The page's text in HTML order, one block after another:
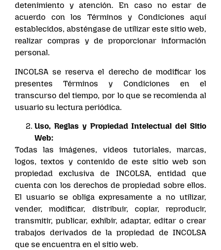
detenimiento y atención. En caso no estar de
acuerdo con los Términos y Condiciones aquí
establecidos, absténgase de utilizar este sitio web,
realizar compras y de proporcionar información
personal.
INCOLSA se reserva el derecho de modificar los
presentes Términos y Condiciones en el
transcurso del tiempo, por lo que se recomienda al
usuario su lectura periódica.
Uso, Reglas y Propiedad Intelectual del Sitio
Web:
Todas las imágenes, videos tutoriales, marcas,
logos, textos y contenido de este sitio web son
propiedad exclusiva de INCOLSA, entidad que
cuenta con los derechos de propiedad sobre ellos.
El usuario se obliga expresamente a no utilizar,
vender, modificar, distribuir, copiar, reproducir,
transmitir, publicar, exhibir, adaptar, editar o crear
trabajos derivados de la propiedad de INCOLSA
que se encuentra en el sitio web.